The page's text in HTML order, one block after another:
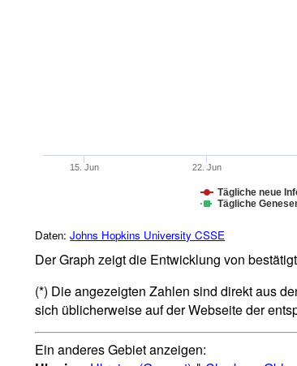
Tägliche neue
Tägliche
15. Jun 22. Jun
Daten:Johns Hopkins University CSSE
Der Graph zeigt die Entwicklung von
(*) Die angezeigten Zahlen sind direkt aus
sich üblicherweise auf der Webseite der
Ein anderes Gebiet anzeigen: